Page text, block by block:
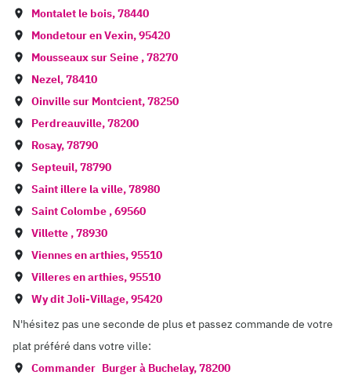
Montalet le bois,78440
Mondetour en Vexin,95420
Mousseaux sur Seine ,78270
Nezel,78410
Oinville sur Montcient,78250
Perdreauville,78200
Rosay,78790
Septeuil,78790
Saint illere la ville,78980
Saint Colombe ,69560
Villette ,78930
Viennes en arthies,95510
Villeres en arthies,95510
Wy dit Joli-Village,95420
N'hésitez pas une seconde de plus et passez commande de votre
plat préféré dans votre ville:
Commander Burger à Buchelay,78200